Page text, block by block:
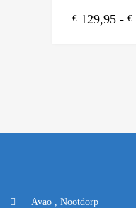
€ 129,95 - €
Avao , Nootdorp